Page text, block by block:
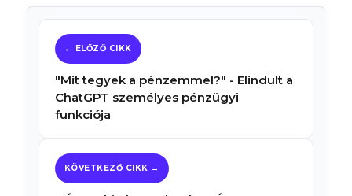
"Mit tegyek a pénzemmel?" - Elindult a
ChatGPT személyes pénzügyi
funkciója